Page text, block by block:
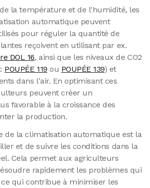
la température et de l'humidité, les
automatique peuvent
pour réguler la quantité de
reçoivent en utilisant par ex.
DOL 16, ainsi que les niveaux de CO2
POUPÉE 119 ou POUPÉE 139) et
dans l'air. En optimisant ces
peuvent créer un
favorable à la croissance des
la production.
de la climatisation automatique est la
et de suivre les conditions dans la
Cela permet aux agriculteurs
rapidement les problèmes qui
qui contribue à minimiser les